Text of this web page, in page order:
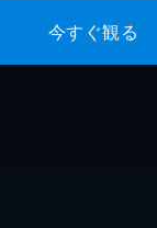
今すぐ観る